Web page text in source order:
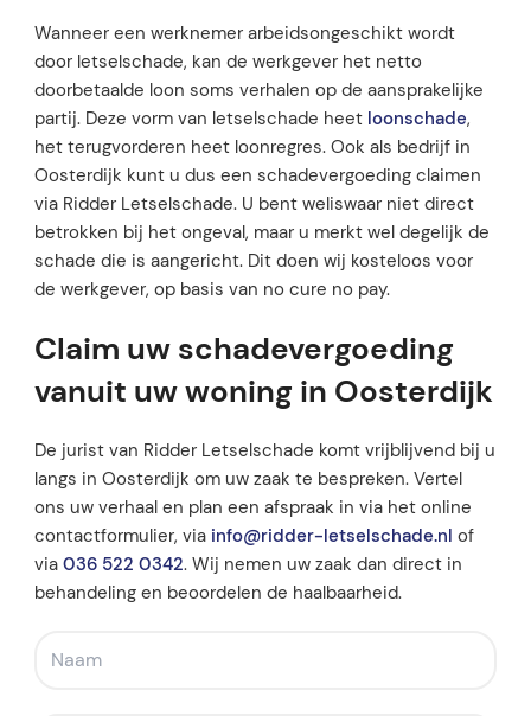
Wanneer een werknemer arbeidsongeschikt wordt
door letselschade, kan de werkgever het netto
doorbetaalde loon soms verhalen op de aansprakelijke
partij. Deze vorm van letselschade heet loonschade,
het terugvorderen heet loonregres. Ook als bedrijf in
Oosterdijk kunt u dus een schadevergoeding claimen
via Ridder Letselschade. U bent weliswaar niet direct
betrokken bij het ongeval, maar u merkt wel degelijk de
schade die is aangericht. Dit doen wij kosteloos voor
de werkgever, op basis van no cure no pay.
Claim uw schadevergoeding
vanuit uw woning in Oosterdijk
De jurist van Ridder Letselschade komt vrijblijvend bij u
langs in Oosterdijk om uw zaak te bespreken. Vertel
ons uw verhaal en plan een afspraak in via het online
contactformulier, via info@ridder-letselschade.nl of
via 036 522 0342. Wij nemen uw zaak dan direct in
behandeling en beoordelen de haalbaarheid.